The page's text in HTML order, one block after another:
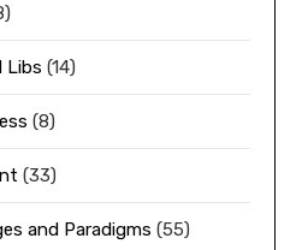
Libs (14)
(8)
(33)
and Paradigms (55)